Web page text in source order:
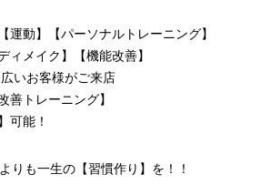
運動】【パーソナルトレーニング】
メイク】【機能改善】
いお客様がご来店
善トレーニング】
可能！
りも一生の【習慣作り】を！！